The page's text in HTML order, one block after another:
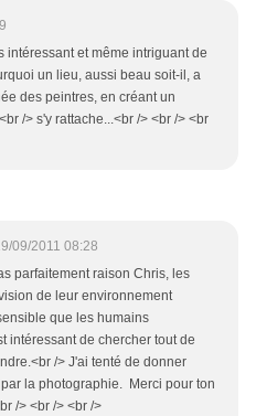
intéressant et même intriguant de
un lieu, aussi beau soit-il, a
des peintres, en créant un
/> s'y rattache...<br /> <br /> <br
09/2011 08:28
parfaitement raison Chris, les
de leur environnement
que les humains
intéressant de chercher tout de
/> J'ai tenté de donner
la photographie. Merci pour ton
/> <br /> <br />